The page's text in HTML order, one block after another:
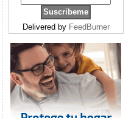
Delivered by FeedBurner